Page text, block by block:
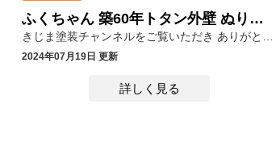
ふくちゃん 築60年トタン外壁 ぬりぬり！錆を防ぐ長持ち塗装！
2024年07月19日 更新
詳しく見る